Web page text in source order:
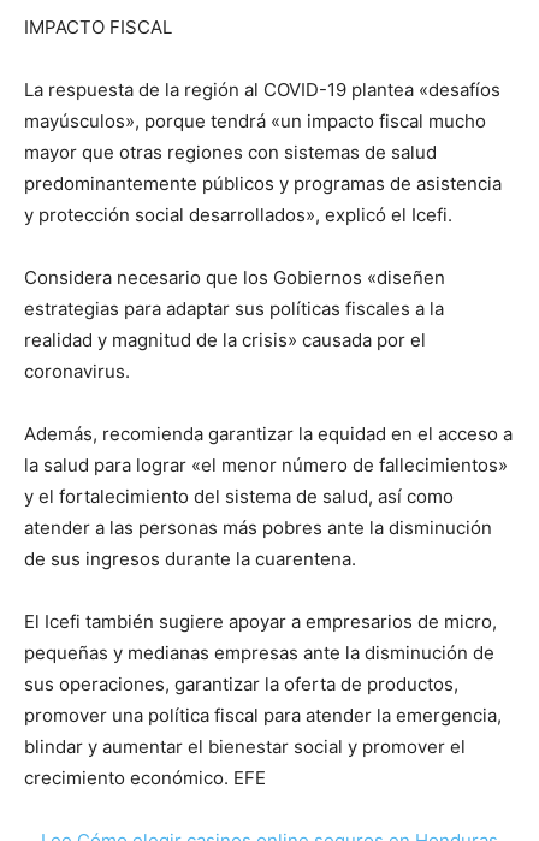
IMPACTO FISCAL
La respuesta de la región al COVID-19 plantea «desafíos
mayúsculos», porque tendrá «un impacto fiscal mucho
mayor que otras regiones con sistemas de salud
predominantemente públicos y programas de asistencia
y protección social desarrollados», explicó el Icefi.
Considera necesario que los Gobiernos «diseñen
estrategias para adaptar sus políticas fiscales a la
realidad y magnitud de la crisis» causada por el
coronavirus.
Además, recomienda garantizar la equidad en el acceso a
la salud para lograr «el menor número de fallecimientos»
y el fortalecimiento del sistema de salud, así como
atender a las personas más pobres ante la disminución
de sus ingresos durante la cuarentena.
El Icefi también sugiere apoyar a empresarios de micro,
pequeñas y medianas empresas ante la disminución de
sus operaciones, garantizar la oferta de productos,
promover una política fiscal para atender la emergencia,
blindar y aumentar el bienestar social y promover el
crecimiento económico. EFE